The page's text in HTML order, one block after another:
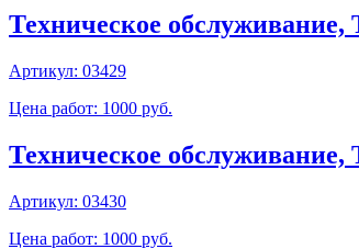
Техническое
Артикул: 03429
Цена работ: 1000 руб.
Техническое
Артикул: 03430
Цена работ: 1000 руб.